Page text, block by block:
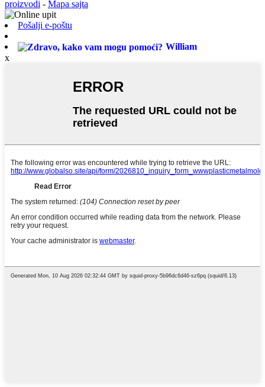
proizvodi - Mapa sajta
Pošalji e-poštu
William
x